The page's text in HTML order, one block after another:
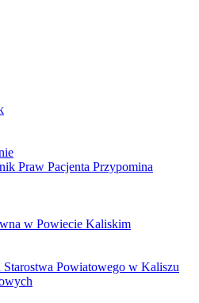
Praw Pacjenta Przypomina
w Powiecie Kaliskim
Starostwa Powiatowego w Kaliszu